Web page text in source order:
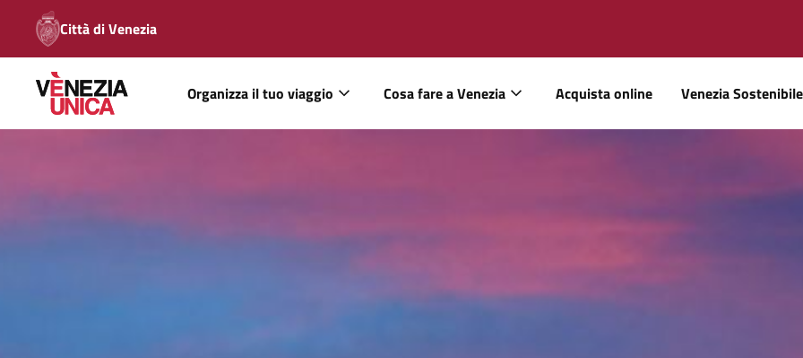
Città di Venezia
Organizza il tuo viaggio Cosa fare a Venezia Acquista online Venezia Sostenibile